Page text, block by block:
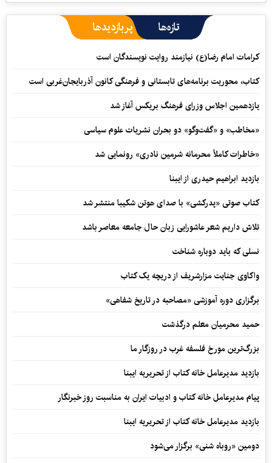
تازه‌ها پربازدیدها
کرامات امام رضا(ع) نیازمند روایت نویسندگان است
کتاب، محوریت برنامه‌های تابستانی و فرهنگی کانون آذربایجان‌غربی است
یازدهمین اجلاس وزرای فرهنگ بریکس آغاز شد
«مخاطب» و «گفت‌وگو» دو بحران نشریات علوم سیاسی
«خاطرات کاملاً محرمانه شرمین نادری» رونمایی شد
بازدید ابراهیم حیدری از ایبنا
کتاب صوتی «پدرکشی» با صدای هوتن شکیبا منتشر شد
تلاش داریم شعر عاشورایی زبان حال جامعه معاصر باشد
نسلی که باید دوباره شناخت
واکاوی جنایت مزارشریف از دریچه یک کتاب
برگزاری دوره آموزشی «مصاحبه در تاریخ شفاهی»
حمید محرمیان معلم درگذشت
بزرگ‌ترین مورخ فلسفه غرب در روزگار ما
بازدید مدیرعامل خانه کتاب از تحریریه ایبنا
پیام مدیرعامل خانه کتاب و ادبیات ایران به مناسبت روز خبرنگار
بازدید مدیرعامل خانه کتاب از تحریریه ایبنا
دومین «روباه شنی» برگزار می‌شود